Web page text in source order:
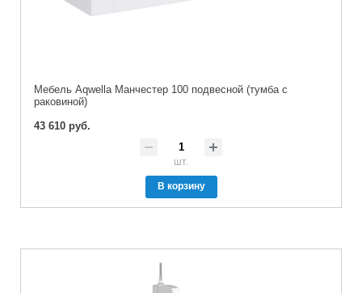
Мебель Aqwella Манчестер 100 подвесной (тумба с
раковиной)
43 610 руб.
шт.
В корзину